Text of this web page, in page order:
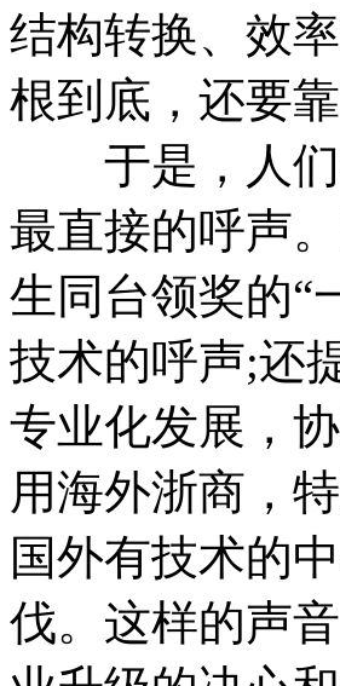
结构转换、效
根到底，还要
于是，人们
最直接的呼声
生同台领奖的“
技术的呼声;还
专业化发展，
用海外浙商，
国外有技术的
伐。这样的声